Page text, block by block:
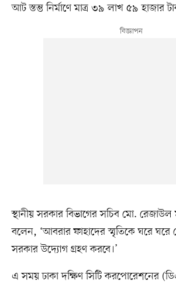
আট স্তম্ভ নির্মাণে মাত্র ৩৯ লাখ ৫৯ হাজার
স্থানীয় সরকার বিভাগের সচিব মো.
বলেন, ‘আবরার ফাহাদের স্মৃতিকে ঘরে
সরকার উদ্যোগ গ্রহণ করবে।’
এ সময় ঢাকা দক্ষিণ সিটি করপোরেশনের